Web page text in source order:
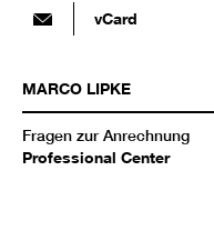
vCard
MARCO LIPKE
Fragen zur Anrechnung
Professional Center